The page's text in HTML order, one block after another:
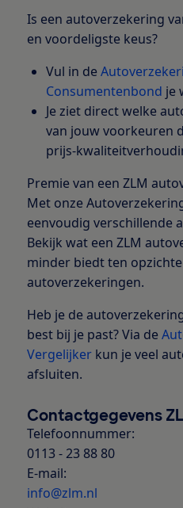
Is een autoverzekering
en voordeligste keus?
Vul in de
Consumentenbond je
Je ziet direct welke
van jouw voorkeuren
prijs-
Premie van een ZLM
Met onze
eenvoudig verschillende
Bekijk wat een ZLM
minder biedt ten
autoverzekeringen.
Heb je de
best bij je past? Via de
Vergelijkerkun je veel
afsluiten.
Contactgegevens
Telefoonnummer:
0113 - 23 88 80
E-mail:
info@zlm.nl